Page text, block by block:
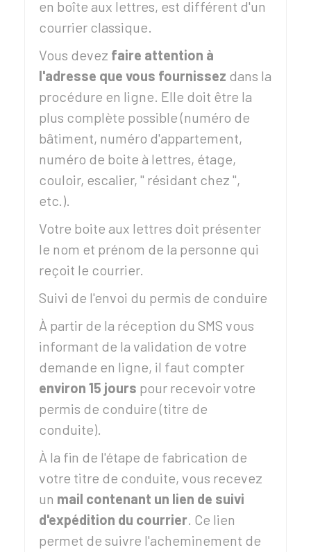
en boîte aux lettres, est différent d'un
courrier classique.
Vous devez faire attention à
l'adresse que vous fournissez dans la
procédure en ligne. Elle doit être la
plus complète possible (numéro de
bâtiment, numéro d'appartement,
numéro de boite à lettres, étage,
couloir, escalier, " résidant chez ",
etc.).
Votre boite aux lettres doit présenter
le nom et prénom de la personne qui
reçoit le courrier.
Suivi de l'envoi du permis de conduire
À partir de la réception du SMS vous
informant de la validation de votre
demande en ligne, il faut compter
environ 15 jours pour recevoir votre
permis de conduire (titre de
conduite).
À la fin de l'étape de fabrication de
votre titre de conduite, vous recevez
un mail contenant un lien de suivi
d'expédition du courrier. Ce lien
permet de suivre l'acheminement de